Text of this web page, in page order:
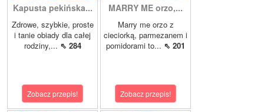
Kapusta pekińska...
Zdrowe, szybkie, proste
i tanie obiady dla całej
rodziny,... ⇖ 284
Zobacz przepis!
MARRY ME orzo,...
Marry me orzo z
cieciorką, parmezanem i
pomidorami to... ⇖ 201
Zobacz przepis!